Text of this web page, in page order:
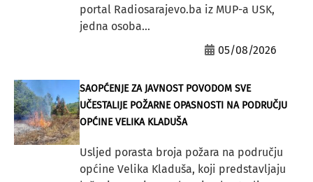
portal Radiosarajevo.ba iz MUP-a USK,
jedna osoba...
05/08/2026
SAOPĆENJE ZA JAVNOST POVODOM SVE
UČESTALIJE POŽARNE OPASNOSTI NA PODRUČJU
OPĆINE VELIKA KLADUŠA
Usljed porasta broja požara na području
općine Velika Kladuša, koji predstavljaju